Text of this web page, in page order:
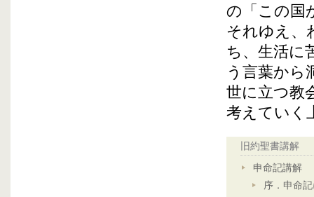
の「この国
それゆえ、
ち、生活に
う言葉から
世に立つ教
考えていく
旧約聖書講解
申命記講解
序．申命